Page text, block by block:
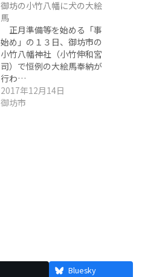
御坊の小竹八幡に犬の大絵
馬
正月準備等を始める「事
始め」の１３日、御坊市の
小竹八幡神社（小竹伸和宮
司）で恒例の大絵馬奉納が
行わ…
2017年12月14日
御坊市
Bluesky